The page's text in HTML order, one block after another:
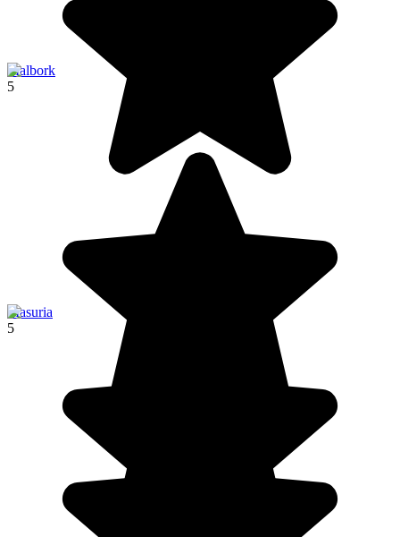
Malbork
5
Masuria
5